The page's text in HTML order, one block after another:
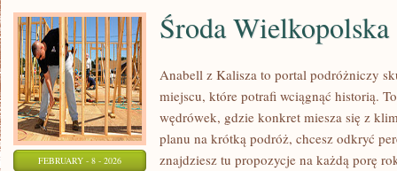
FEBRUARY - 8 - 2026
Środa Wielkopolska
Anabell z Kalisza to portal podróżniczy
miejscu, które potrafi wciągnąć historią.
wędrówek, gdzie konkret miesza się z
planu na krótką podróż, chcesz odkryć
znajdziesz tu propozycje na każdą porę